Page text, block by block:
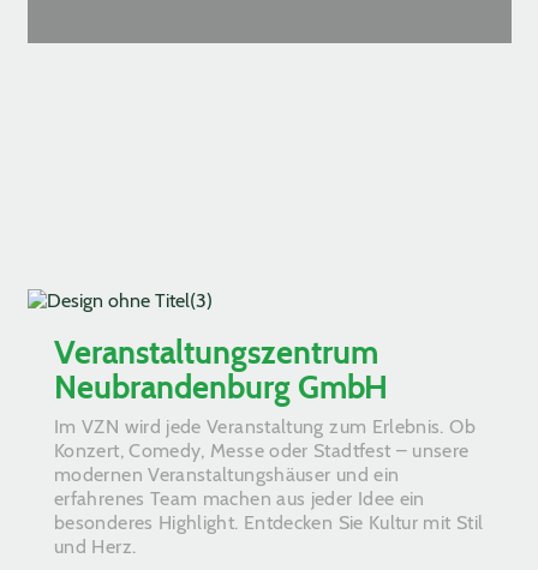
Veranstaltungszentrum
Neubrandenburg GmbH
Im VZN wird jede Veranstaltung zum Erlebnis. Ob
Konzert, Comedy, Messe oder Stadtfest – unsere
modernen Veranstaltungshäuser und ein
erfahrenes Team machen aus jeder Idee ein
besonderes Highlight. Entdecken Sie Kultur mit Stil
und Herz.